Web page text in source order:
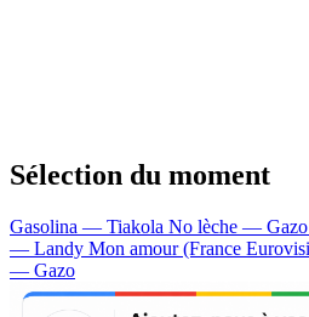
Sélection du moment
Gasolina — Tiakola No lèche — Gazo
— Landy Mon amour (France
— Gazo